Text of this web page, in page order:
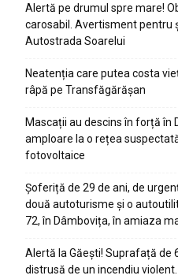
Alertă pe drumul spre mare!
carosabil. Avertisment pentru
Autostrada Soarelui
Neatenția care putea costa
râpă pe Transfăgărășan
Mascații au descins în forță în
amploare la o rețea
fotovoltaice
Șoferiță de 29 de ani, de
două autoturisme și o
72, în Dâmbovița, în amiaza
Alertă la Găești! Suprafață de
distrusă de un incendiu